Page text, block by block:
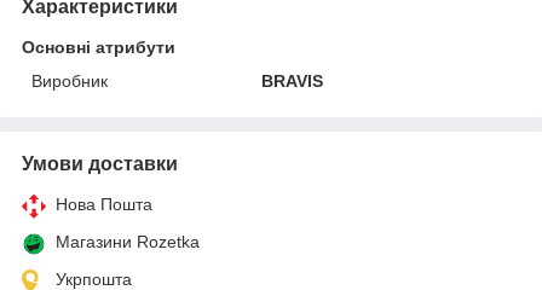
Характеристики
Основні атрибути
Виробник
BRAVIS
Умови доставки
Нова Пошта
Магазини Rozetka
Укрпошта